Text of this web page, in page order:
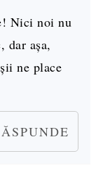
Nici noi nu
dar așa,
ne place